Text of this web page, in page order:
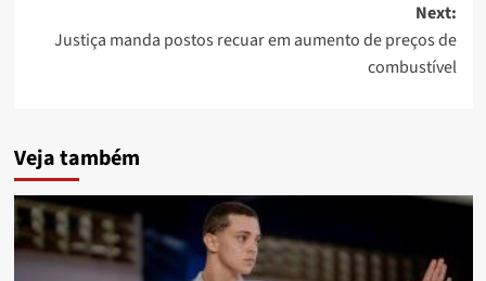
Next:
Justiça manda postos recuar em aumento de preços de
combustível
Veja também